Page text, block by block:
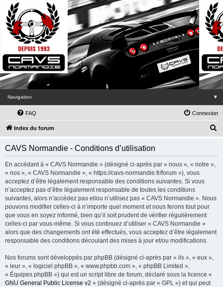
Navigation ▼
FAQ Connexion
Index du forum
CAVS Normandie - Conditions d’utilisation
En accédant à « CAVS Normandie » (désigné ci-après par « nous », « notre »,
« nos », « CAVS Normandie », « https://cavs-normandie.fr/forum »), vous
acceptez d’être légalement responsable des conditions suivantes. Si vous
n’acceptez pas d’être légalement responsable de toutes les conditions
suivantes, alors n’accédez pas et/ou n’utilisez pas « CAVS Normandie ». Nous
pouvons modifier celles-ci à n’importe quel moment et nous ferons tout pour
que vous en soyez informé, bien qu’il soit prudent de vérifier régulièrement
celles-ci par vous-même. Si vous continuez d’utiliser « CAVS Normandie »
alors que des changements ont été effectués, vous acceptez d’être légalement
responsable des conditions découlant des mises à jour et/ou modifications.
Nos forums sont développés par phpBB (désigné ci-après par « ils », « eux »,
« leur », « logiciel phpBB », « www.phpbb.com », « phpBB Limited »,
« Équipes phpBB ») qui est un script libre de forum, déclaré sous la licence «
GNU General Public License v2 » (désigné ci-après par « GPL ») et qui peut